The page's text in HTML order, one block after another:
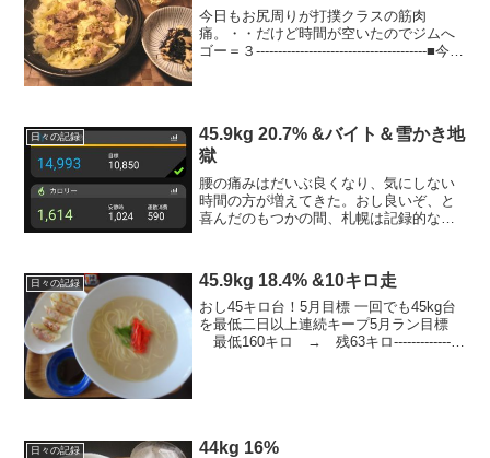
今日もお尻周りが打撲クラスの筋肉
痛。・・だけど時間が空いたのでジムへ
ゴー＝３---------------------------------------■今日
日々の記録
45.9kg 20.7% &バイト＆雪かき地
獄
腰の痛みはだいぶ良くなり、気にしない
時間の方が増えてきた。おし良いぞ、と
喜んだのもつかの間、札幌は記録的な大
宅についても雪かき、駐車場で埋まった
人を助けたりで今日は一日...
日々の記録 45.9kg 18.4% &10キロ走
おし45キロ台！5月目標 一回でも45kg台
を最低二日以上連続キープ5月ラン目標
最低160キロ → 残63キロ----------------
日々の記録 44kg 16%